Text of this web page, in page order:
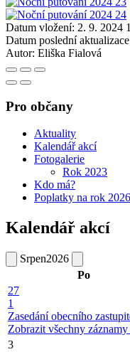
Datum vložení: 2. 9. 2024
Datum poslední
Autor: Eliška Fialová
Pro občany
Aktuality
Kalendář akcí
Fotogalerie
Rok 2023
Kdo má?
Poplatky na rok 2026
Kalendář akcí
Srpen2026
Po
27
1
Zasedání obecního
Zobrazit všechny záznamy
3